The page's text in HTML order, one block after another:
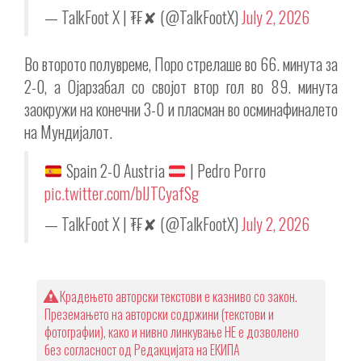
— TalkFoot X | ₮₣✘ (@TalkFootX)July 2, 2026
Во второто полувреме, Поро стрелаше во 66. минута за
2-0, а Ојарзабал со својот втор гол во 89. минута
заокружи на конечни 3-0 и пласман во осминафиналето
на Мундијалот.
Spain 2-0 Austria
| Pedro Porro
pic.twitter.com/blJTCyafSg
— TalkFoot X | ₮₣✘ (@TalkFootX)July 2, 2026
Крадењето авторски текстови е казниво со закон.
Преземањето на авторски содржини (текстови и
фотографии), како и нивно линкување НЕ е дозволено
без согласност од Редакцијата на ЕКИПА